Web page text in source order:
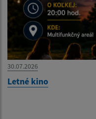
30.07.2026
Letné kino